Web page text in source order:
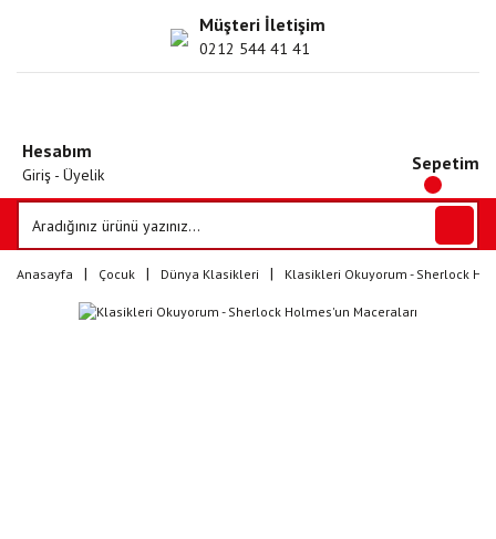
Müşteri İletişim
0212 544 41 41
Hesabım
Giriş - Üyelik
Sepetim
Anasayfa Çocuk Dünya Klasikleri Klasikleri Okuyorum - Sherlock